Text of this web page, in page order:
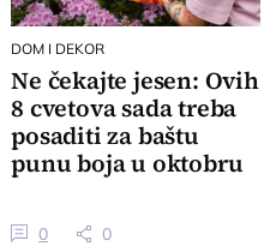
DOM I DEKOR
Ne čekajte jesen: Ovih
8 cvetova sada treba
posaditi za baštu
punu boja u oktobru
0 0